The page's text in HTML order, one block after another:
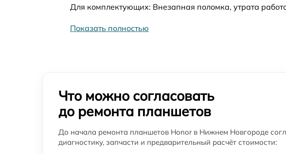
Для комплектующих: Внезапная поломка, утрата
Показать полностью
Что можно согласовать
до ремонта планшетов
До начала ремонта планшетов Honor в Нижнем Новгороде
диагностику, запчасти и предварительный расчёт стоимости: